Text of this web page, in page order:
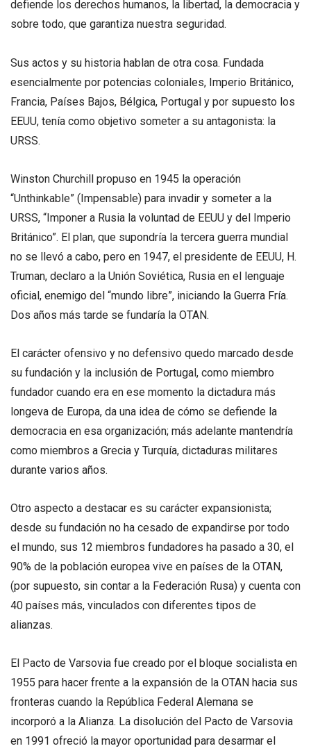
defiende los derechos humanos, la libertad, la democracia y
sobre todo, que garantiza nuestra seguridad.
Sus actos y su historia hablan de otra cosa. Fundada
esencialmente por potencias coloniales, Imperio Británico,
Francia, Países Bajos, Bélgica, Portugal y por supuesto los
EEUU, tenía como objetivo someter a su antagonista: la
URSS.
Winston Churchill propuso en 1945 la operación
“Unthinkable” (Impensable) para invadir y someter a la
URSS, “Imponer a Rusia la voluntad de EEUU y del Imperio
Británico”. El plan, que supondría la tercera guerra mundial
no se llevó a cabo, pero en 1947, el presidente de EEUU, H.
Truman, declaro a la Unión Soviética, Rusia en el lenguaje
oficial, enemigo del “mundo libre”, iniciando la Guerra Fría.
Dos años más tarde se fundaría la OTAN.
El carácter ofensivo y no defensivo quedo marcado desde
su fundación y la inclusión de Portugal, como miembro
fundador cuando era en ese momento la dictadura más
longeva de Europa, da una idea de cómo se defiende la
democracia en esa organización; más adelante mantendría
como miembros a Grecia y Turquía, dictaduras militares
durante varios años.
Otro aspecto a destacar es su carácter expansionista;
desde su fundación no ha cesado de expandirse por todo
el mundo, sus 12 miembros fundadores ha pasado a 30, el
90% de la población europea vive en países de la OTAN,
(por supuesto, sin contar a la Federación Rusa) y cuenta con
40 países más, vinculados con diferentes tipos de
alianzas.
El Pacto de Varsovia fue creado por el bloque socialista en
1955 para hacer frente a la expansión de la OTAN hacia sus
fronteras cuando la República Federal Alemana se
incorporó a la Alianza. La disolución del Pacto de Varsovia
en 1991 ofreció la mayor oportunidad para desarmar el